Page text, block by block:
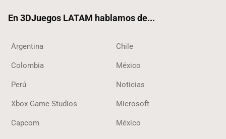
En 3DJuegos LATAM hablamos de...
Argentina Chile
Colombia México
Perú Noticias
Xbox Game Studios Microsoft
Capcom México